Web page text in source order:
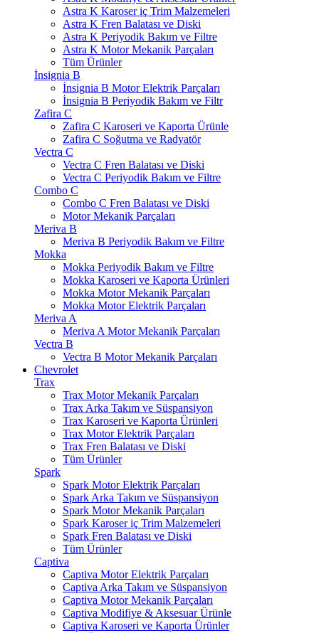
Astra K Karoser iç Trim Malzemeleri
Astra K Fren Balatası ve Diski
Astra K Periyodik Bakım ve Filtre
Astra K Motor Mekanik Parçaları
Tüm Ürünler
İnsignia B
İnsignia B Motor Elektrik Parçaları
İnsignia B Periyodik Bakım ve Filtr
Zafira C
Zafira C Karoseri ve Kaporta Ürünle
Zafira C Soğutma ve Radyatör
Vectra C
Vectra C Fren Balatası ve Diski
Vectra C Periyodik Bakım ve Filtre
Combo C
Combo C Fren Balatası ve Diski
Motor Mekanik Parçaları
Meriva B
Meriva B Periyodik Bakım ve Filtre
Mokka
Mokka Periyodik Bakım ve Filtre
Mokka Karoseri ve Kaporta Ürünleri
Mokka Motor Mekanik Parçaları
Mokka Motor Elektrik Parçaları
Meriva A
Meriva A Motor Mekanik Parçaları
Vectra B
Vectra B Motor Mekanik Parçaları
Chevrolet
Trax
Trax Motor Mekanik Parçaları
Trax Arka Takım ve Süspansiyon
Trax Karoseri ve Kaporta Ürünleri
Trax Motor Elektrik Parçaları
Trax Fren Balatası ve Diski
Tüm Ürünler
Spark
Spark Motor Elektrik Parçaları
Spark Arka Takım ve Süspansiyon
Spark Motor Mekanik Parçaları
Spark Karoser iç Trim Malzemeleri
Spark Fren Balatası ve Diski
Tüm Ürünler
Captiva
Captiva Motor Elektrik Parçaları
Captiva Arka Takım ve Süspansiyon
Captiva Motor Mekanik Parçaları
Captiva Modifiye & Aksesuar Ürünle
Captiva Karoseri ve Kaporta Ürünler